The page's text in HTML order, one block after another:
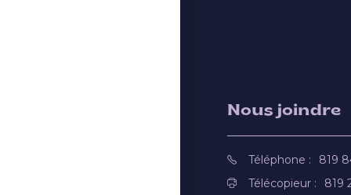
Nous joindre
Téléphone :
819
Télécopieur :
819